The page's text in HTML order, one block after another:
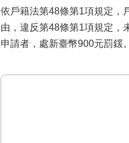
依戶籍法第48條第1項規定，
由，違反第48條第1項規定，
申請者，處新臺幣900元罰鍰。